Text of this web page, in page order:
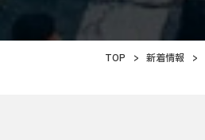
TOP > 新着情報 >